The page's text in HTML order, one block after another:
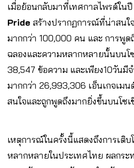
เมื่อย้อนกลับมาที่เทศกาลไพรด์ในปี
Pride สร้างปรากฏการณ์ที่น่าสนใ
มากกว่า 100,000 คน และ การพูด
ฉลองและความหลากหลายนั้นบนโ
38,547 ข้อความ และเพียง10วันมี
มากกว่า 26,993,306 เอ็นเกจเมน
สนใจและถูกพูดถึงมากยิ่งขึ้นบนโซเ
เหตุการณ์ในครั้งนี้แสดงถึงการเติ
หลากหลายในประเทศไทย ผลกระ